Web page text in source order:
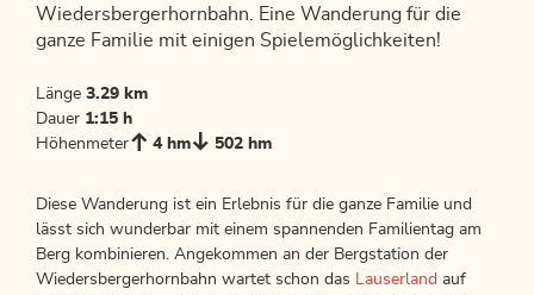
Wiedersbergerhornbahn. Eine Wanderung für die
ganze Familie mit einigen Spielemöglichkeiten!
Länge 3.29 km
Dauer 1:15 h
Höhenmeter
4 hm 502 hm
Diese Wanderung ist ein Erlebnis für die ganze Familie und
lässt sich wunderbar mit einem spannenden Familientag am
Berg kombinieren. Angekommen an der Bergstation der
Wiedersbergerhornbahn wartet schon das Lauserland auf